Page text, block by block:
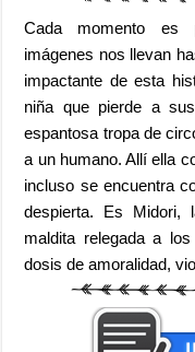
Cada momento es
imágenes nos llevan
impactante de esta
niña que pierde a
espantosa tropa de
a un humano. Allí ella
incluso se encuentra
despierta. Es Midori,
maldita relegada a
dosis de amoralidad,